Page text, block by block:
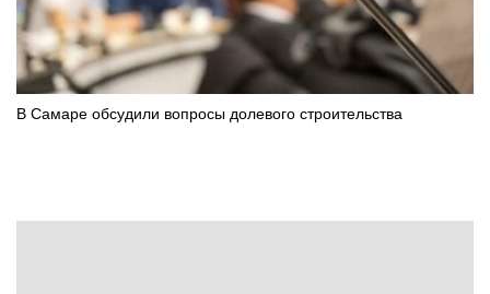
В Самаре обсудили вопросы долевого строительства